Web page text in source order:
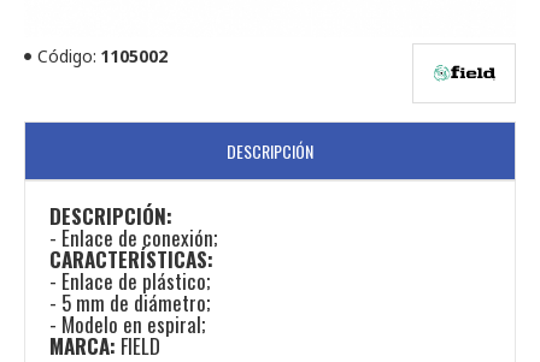
Código: 1105002
DESCRIPCIÓN
DESCRIPCIÓN:
- Enlace de conexión;
CARACTERÍSTICAS:
- Enlace de plástico;
- 5 mm de diámetro;
- Modelo en espiral;
MARCA: FIELD